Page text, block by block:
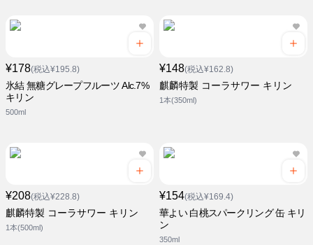
¥178(税込¥195.8)
氷結 無糖グレープフルーツ Alc.7%
キリン
500ml
¥148(税込¥162.8)
麒麟特製 コーラサワー キリン
1本(350ml)
¥208(税込¥228.8)
麒麟特製 コーラサワー キリン
1本(500ml)
¥154(税込¥169.4)
華よい 白桃スパークリング 缶 キリ
ン
350ml